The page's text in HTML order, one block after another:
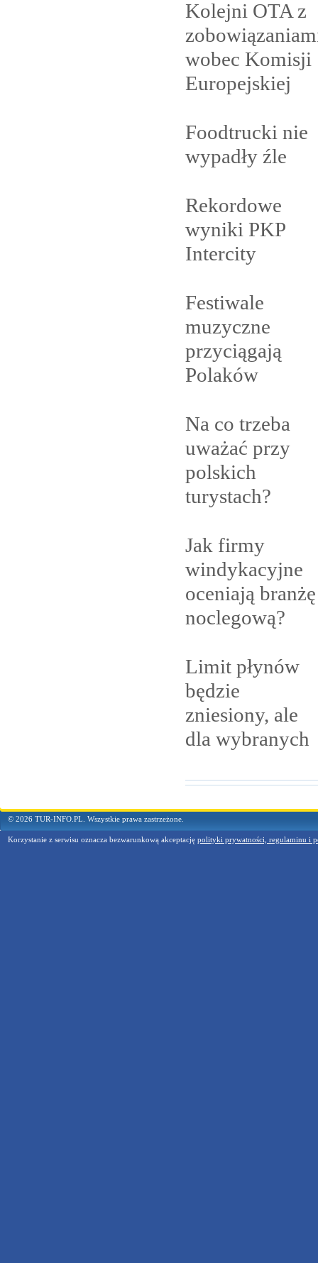
Kolejni OTA z
wobec Komisji
Europejskiej
Foodtrucki nie
wypadły źle
Rekordowe
wyniki PKP
Intercity
Festiwale
muzyczne
przyciągają
Polaków
Na co trzeba
uważać przy
polskich
turystach?
Jak firmy
windykacyjne
oceniają branżę
noclegową?
Limit płynów
będzie
zniesiony, ale
dla wybranych
© 2026 TUR-INFO.PL. Wszystkie prawa zastrzeżone.
Korzystanie z serwisu oznacza bezwarunkową akceptację polityki prywatności, regulaminu i